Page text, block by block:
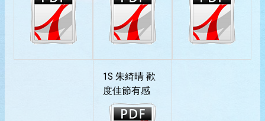
1S 朱綺晴 歡
度佳節有感